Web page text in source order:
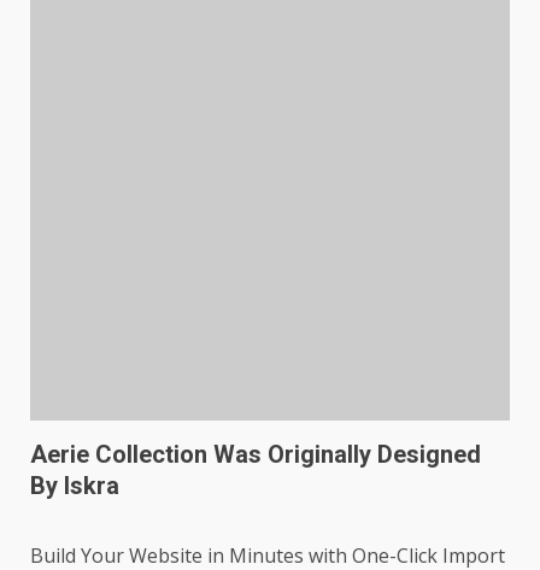
Aerie Collection Was Originally Designed
By Iskra
Build Your Website in Minutes with One-Click Import